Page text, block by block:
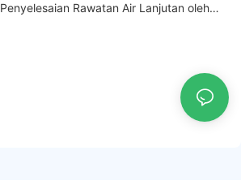
Penyelesaian Rawatan Air Lanjutan oleh